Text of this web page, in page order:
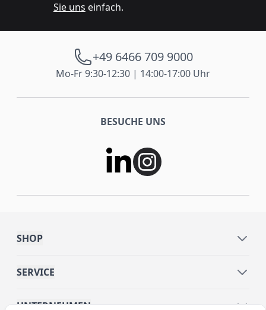
Sie uns einfach.
+49 6466 709 9000
Mo-Fr 9:30-12:30 | 14:00-17:00 Uhr
BESUCHE UNS
SHOP
SERVICE
UNTERNEHMEN